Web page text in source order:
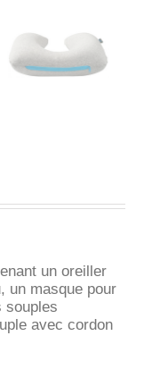
un oreiller
un masque pour
souples
avec cordon